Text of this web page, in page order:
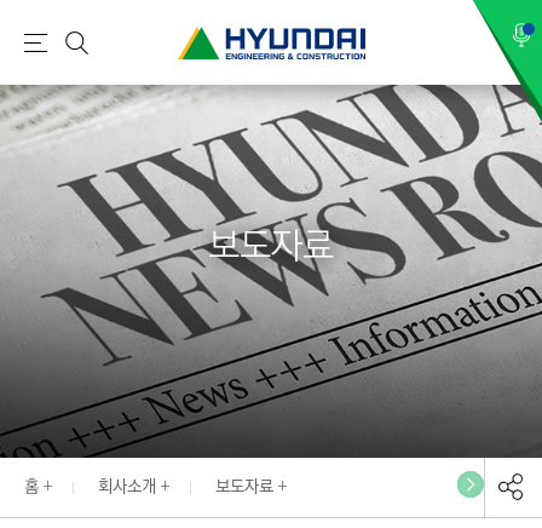
현
건
설
(
Y
U
N
D
A
I
:
E
N
메
뉴
검
색
보도자료
홈 회사소개 보도자료